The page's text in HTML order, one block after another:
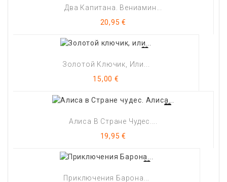
Два Капитана. Вениамин...
Цена
20,95 €
Золотой Ключик, Или...
Цена
15,00 €
Алиса В Стране Чудес....
Цена
19,95 €
Приключения Барона...